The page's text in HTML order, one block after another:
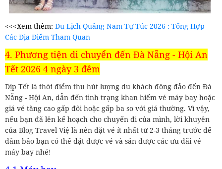
<<<Xem thêm: Du Lịch Quảng Nam Tự Túc 2026 : Tổng Hợp
Các Địa Điểm Tham Quan
4. Phương tiện di chuyển đến Đà Nẵng - Hội An
Tết 2026 4 ngày 3 đêm
Dịp Tết là thời điểm thu hút lượng du khách đông đảo đến Đà
Nẵng - Hội An, dẫn đến tình trạng khan hiếm vé máy bay hoặc
giá vé tăng cao gấp đôi hoặc gấp ba so với giá thường. Vì vậy,
nếu bạn đã lên kế hoạch cho chuyến đi của mình, lời khuyên
của Blog Travel Việ là nên đặt vé ít nhất từ 2-3 tháng trước để
đảm bảo bạn có thể đặt được vé và săn được các ưu đãi vé
máy bay nhé!